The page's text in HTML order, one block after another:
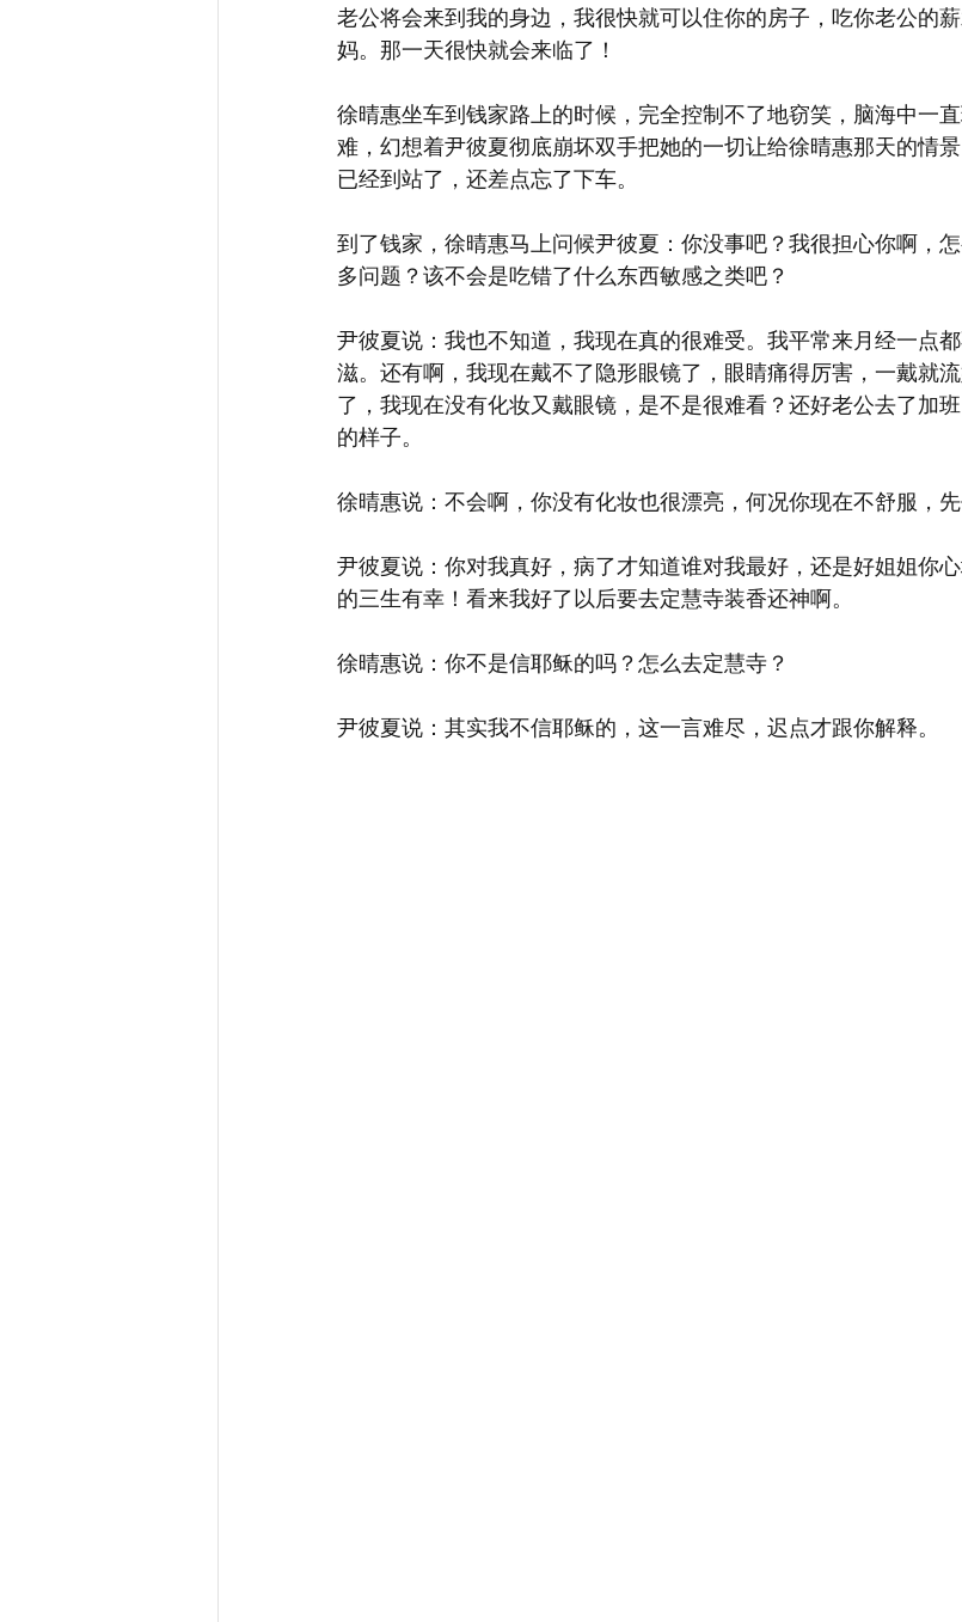
老公将会来到我的身边，我很快就可以住你的房子，吃你老公的
妈。那一天很快就会来临了！
徐晴惠坐车到钱家路上的时候，完全控制不了地窃笑，脑海中一
难，幻想着尹彼夏彻底崩坏双手把她的一切让给徐晴惠那天的情
已经到站了，还差点忘了下车。
到了钱家，徐晴惠马上问候尹彼夏：你没事吧？我很担心你啊，
多问题？该不会是吃错了什么东西敏感之类吧？
尹彼夏说：我也不知道，我现在真的很难受。我平常来月经一点
滋。还有啊，我现在戴不了隐形眼镜了，眼睛痛得厉害，一戴就
了，我现在没有化妆又戴眼镜，是不是很难看？还好老公去了加
的样子。
徐晴惠说：不会啊，你没有化妆也很漂亮，何况你现在不舒服，先
尹彼夏说：你对我真好，病了才知道谁对我最好，还是好姐姐你
的三生有幸！看来我好了以后要去定慧寺装香还神啊。
徐晴惠说：你不是信耶稣的吗？怎么去定慧寺？
尹彼夏说：其实我不信耶稣的，这一言难尽，迟点才跟你解释。